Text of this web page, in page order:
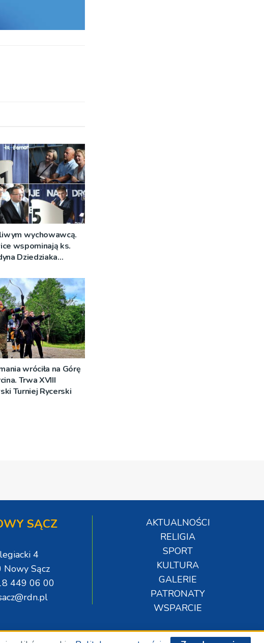
wychowawcą.
wspominają ks.
Dziedziaka
wróciła na Górę
Trwa XVIII
Turniej Rycerski
SĄCZ
4
Sącz
449 06 00
AKTUALNOŚCI
RELIGIA
SPORT
KULTURA
GALERIE
PATRONATY
WSPARCIE